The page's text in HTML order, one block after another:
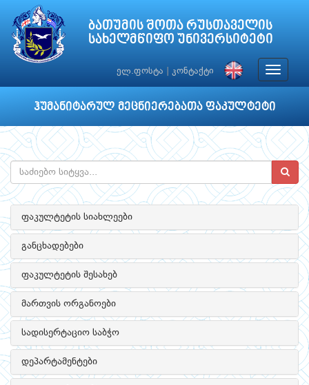
ბათუმის შოთა რუსთაველის
სახელმწიფო უნივერსიტეტი
ელ.ფოსტა კონტაქტი
Toggle
ჰუმანიტარულ მეცნიერებათა ფაკულტეტი
ფაკულტეტის სიახლეები
განცხადებები
ფაკულტეტის შესახებ
მართვის ორგანოები
სადისერტაციო საბჭო
დეპარტამენტები